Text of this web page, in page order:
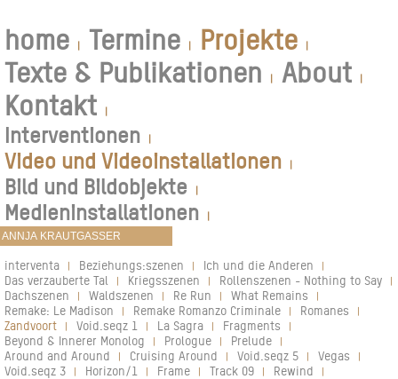
home | Termine | Projekte |
Texte & Publikationen | About |
Kontakt |
Interventionen |
Video und Videoinstallationen |
Bild und Bildobjekte |
Medieninstallationen |
interventa | Beziehungs:szenen | Ich und die Anderen |
Das verzauberte Tal | Kriegsszenen | Rollenszenen - Nothing to Say |
Dachszenen | Waldszenen | Re Run | What Remains |
Remake: Le Madison | Remake Romanzo Criminale | Romanes |
Zandvoort | Void.seqz 1 | La Sagra | Fragments |
Beyond & Innerer Monolog | Prologue | Prelude |
Around and Around | Cruising Around | Void.seqz 5 | Vegas |
Void.seqz 3 | Horizon/1 | Frame | Track 09 | Rewind |